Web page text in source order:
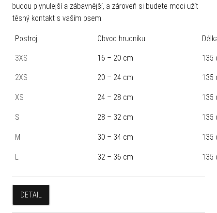
budou plynulejší a zábavnější, a zároveň si budete moci užít
těsný kontakt s vaším psem.
Postroj Obvod hrudníku
3XS 16 – 20 cm 135
2XS 20 – 24 cm 135
XS 24 – 28 cm 135
S 28 – 32 cm 135
M 30 – 34 cm 135
L 32 – 36 cm 135
DETAIL